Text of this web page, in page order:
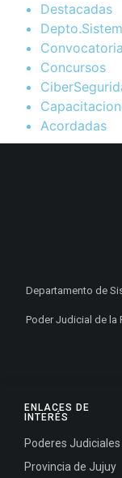
Destacadas
Concursos
Acordadas
ENLACES DE
INTERÉS
Poderes Judiciales
Provincia de Jujuy
Departamento de
Poder Judicial de la